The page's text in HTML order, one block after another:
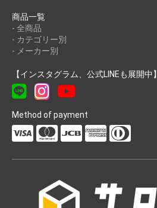
商品一覧
- 全商品
- カテゴリー別
- メーカー別
【インスタグラム、公式LINEも展開中】
Method of payment